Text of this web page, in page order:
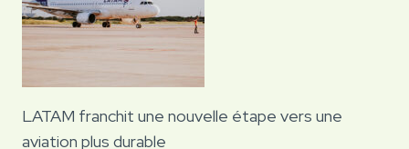
LATAM franchit une nouvelle étape vers une
aviation plus durable